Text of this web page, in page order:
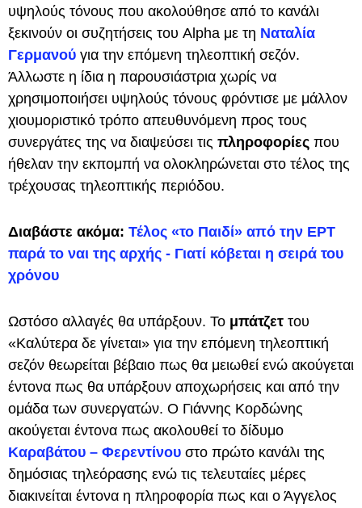
υψηλούς τόνους που ακολούθησε από το κανάλι
ξεκινούν οι συζητήσεις του Alpha με τη Ναταλία
Γερμανού για την επόμενη τηλεοπτική σεζόν.
Άλλωστε η ίδια η παρουσιάστρια χωρίς να
χρησιμοποιήσει υψηλούς τόνους φρόντισε με μάλλον
χιουμοριστικό τρόπο απευθυνόμενη προς τους
συνεργάτες της να διαψεύσει τις πληροφορίες που
ήθελαν την εκπομπή να ολοκληρώνεται στο τέλος της
τρέχουσας τηλεοπτικής περιόδου.
Διαβάστε ακόμα: Τέλος «το Παιδί» από την ΕΡΤ
παρά το ναι της αρχής - Γιατί κόβεται η σειρά του
χρόνου
Ωστόσο αλλαγές θα υπάρξουν. Το μπάτζετ του
«Καλύτερα δε γίνεται» για την επόμενη τηλεοπτική
σεζόν θεωρείται βέβαιο πως θα μειωθεί ενώ ακούγεται
έντονα πως θα υπάρξουν αποχωρήσεις και από την
ομάδα των συνεργατών. Ο Γιάννης Κορδώνης
ακούγεται έντονα πως ακολουθεί το δίδυμο
Καραβάτου – Φερεντίνου στο πρώτο κανάλι της
δημόσιας τηλεόρασης ενώ τις τελευταίες μέρες
διακινείται έντονα η πληροφορία πως και ο Άγγελος